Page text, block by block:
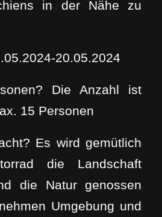
in der Nähe zu
20.05.2024
Die Anzahl ist
15 Personen
Es wird gemütlich
die Landschaft
die Natur genossen
Umgebung und